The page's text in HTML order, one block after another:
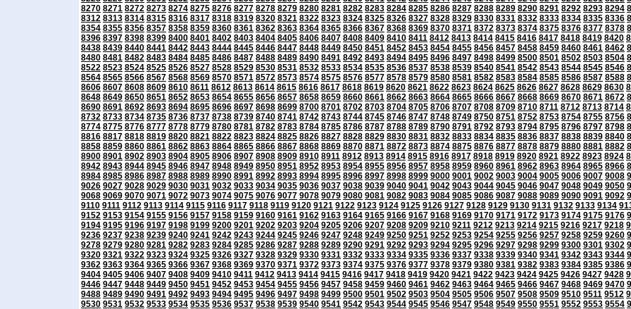
8270 8271 8272 8273 8274 8275 8276 8277 8278 8279 8280 8281 8282 8283 8284 8285 8286 8287 8288 8289 8290 8291 8292 8293 8294
8312 8313 8314 8315 8316 8317 8318 8319 8320 8321 8322 8323 8324 8325 8326 8327 8328 8329 8330 8331 8332 8333 8334 8335 8336
8354 8355 8356 8357 8358 8359 8360 8361 8362 8363 8364 8365 8366 8367 8368 8369 8370 8371 8372 8373 8374 8375 8376 8377 8378
8396 8397 8398 8399 8400 8401 8402 8403 8404 8405 8406 8407 8408 8409 8410 8411 8412 8413 8414 8415 8416 8417 8418 8419 8420
8438 8439 8440 8441 8442 8443 8444 8445 8446 8447 8448 8449 8450 8451 8452 8453 8454 8455 8456 8457 8458 8459 8460 8461 8462
8480 8481 8482 8483 8484 8485 8486 8487 8488 8489 8490 8491 8492 8493 8494 8495 8496 8497 8498 8499 8500 8501 8502 8503 8504
8522 8523 8524 8525 8526 8527 8528 8529 8530 8531 8532 8533 8534 8535 8536 8537 8538 8539 8540 8541 8542 8543 8544 8545 8546
8564 8565 8566 8567 8568 8569 8570 8571 8572 8573 8574 8575 8576 8577 8578 8579 8580 8581 8582 8583 8584 8585 8586 8587 8588
8606 8607 8608 8609 8610 8611 8612 8613 8614 8615 8616 8617 8618 8619 8620 8621 8622 8623 8624 8625 8626 8627 8628 8629 8630
8648 8649 8650 8651 8652 8653 8654 8655 8656 8657 8658 8659 8660 8661 8662 8663 8664 8665 8666 8667 8668 8669 8670 8671 8672
8690 8691 8692 8693 8694 8695 8696 8697 8698 8699 8700 8701 8702 8703 8704 8705 8706 8707 8708 8709 8710 8711 8712 8713 8714
8732 8733 8734 8735 8736 8737 8738 8739 8740 8741 8742 8743 8744 8745 8746 8747 8748 8749 8750 8751 8752 8753 8754 8755 8756
8774 8775 8776 8777 8778 8779 8780 8781 8782 8783 8784 8785 8786 8787 8788 8789 8790 8791 8792 8793 8794 8795 8796 8797 8798
8816 8817 8818 8819 8820 8821 8822 8823 8824 8825 8826 8827 8828 8829 8830 8831 8832 8833 8834 8835 8836 8837 8838 8839 8840
8858 8859 8860 8861 8862 8863 8864 8865 8866 8867 8868 8869 8870 8871 8872 8873 8874 8875 8876 8877 8878 8879 8880 8881 8882
8900 8901 8902 8903 8904 8905 8906 8907 8908 8909 8910 8911 8912 8913 8914 8915 8916 8917 8918 8919 8920 8921 8922 8923 8924
8942 8943 8944 8945 8946 8947 8948 8949 8950 8951 8952 8953 8954 8955 8956 8957 8958 8959 8960 8961 8962 8963 8964 8965 8966
8984 8985 8986 8987 8988 8989 8990 8991 8992 8993 8994 8995 8996 8997 8998 8999 9000 9001 9002 9003 9004 9005 9006 9007 9008
9026 9027 9028 9029 9030 9031 9032 9033 9034 9035 9036 9037 9038 9039 9040 9041 9042 9043 9044 9045 9046 9047 9048 9049 9050
9068 9069 9070 9071 9072 9073 9074 9075 9076 9077 9078 9079 9080 9081 9082 9083 9084 9085 9086 9087 9088 9089 9090 9091 9092
9110 9111 9112 9113 9114 9115 9116 9117 9118 9119 9120 9121 9122 9123 9124 9125 9126 9127 9128 9129 9130 9131 9132 9133 9134
9152 9153 9154 9155 9156 9157 9158 9159 9160 9161 9162 9163 9164 9165 9166 9167 9168 9169 9170 9171 9172 9173 9174 9175 9176
9194 9195 9196 9197 9198 9199 9200 9201 9202 9203 9204 9205 9206 9207 9208 9209 9210 9211 9212 9213 9214 9215 9216 9217 9218
9236 9237 9238 9239 9240 9241 9242 9243 9244 9245 9246 9247 9248 9249 9250 9251 9252 9253 9254 9255 9256 9257 9258 9259 9260
9278 9279 9280 9281 9282 9283 9284 9285 9286 9287 9288 9289 9290 9291 9292 9293 9294 9295 9296 9297 9298 9299 9300 9301 9302
9320 9321 9322 9323 9324 9325 9326 9327 9328 9329 9330 9331 9332 9333 9334 9335 9336 9337 9338 9339 9340 9341 9342 9343 9344
9362 9363 9364 9365 9366 9367 9368 9369 9370 9371 9372 9373 9374 9375 9376 9377 9378 9379 9380 9381 9382 9383 9384 9385 9386
9404 9405 9406 9407 9408 9409 9410 9411 9412 9413 9414 9415 9416 9417 9418 9419 9420 9421 9422 9423 9424 9425 9426 9427 9428
9446 9447 9448 9449 9450 9451 9452 9453 9454 9455 9456 9457 9458 9459 9460 9461 9462 9463 9464 9465 9466 9467 9468 9469 9470
9488 9489 9490 9491 9492 9493 9494 9495 9496 9497 9498 9499 9500 9501 9502 9503 9504 9505 9506 9507 9508 9509 9510 9511 9512
9530 9531 9532 9533 9534 9535 9536 9537 9538 9539 9540 9541 9542 9543 9544 9545 9546 9547 9548 9549 9550 9551 9552 9553 9554